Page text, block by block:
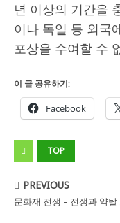
년 이상의 기간을
이나 독일 등 외국
포상을 수여할 수
이 글 공유하기:
Facebook
TOP
PREVIOUS
문화재 전쟁 – 전쟁과 약